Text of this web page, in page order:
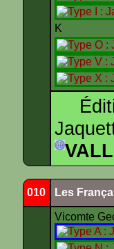
010 Les
Vicomte